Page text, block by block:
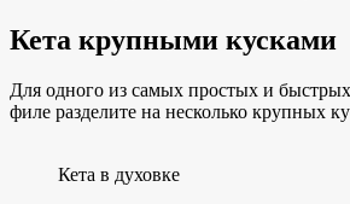
Кета крупными кусками
Для одного из самых простых и
филе разделите на несколько крупных
Кета в духовке